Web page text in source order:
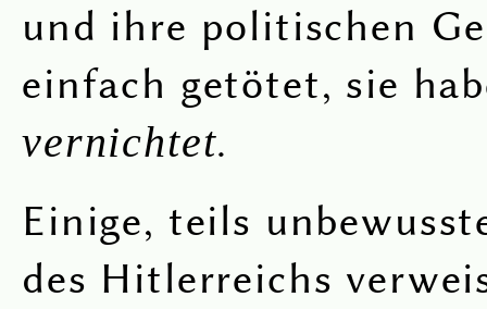
und ihre politischen
einfach getötet, sie
vernichtet.
Einige, teils
des Hitlerreichs